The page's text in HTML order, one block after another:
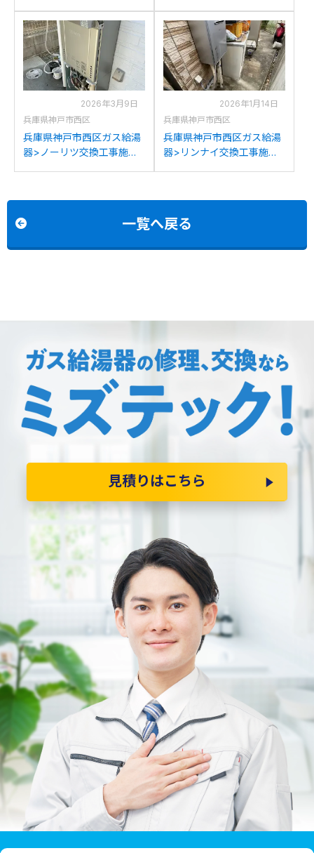
菱SRG-201G-Bへの交換
2428SAWXからパロマFH-
2423SAW-1への交換
2026年3月9日
兵庫県神戸市西区
兵庫県神戸市西区ガス給湯
器>ノーリツ交換工事施工
2026年1月14日
兵庫県神戸市西区
兵庫県神戸市西区ガス給湯
器>リンナイ交換工事施工
一覧へ戻る
見積りはこちら